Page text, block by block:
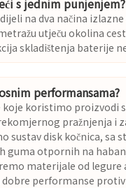
s jednim punjenjem?
na dva načina
utječu okolina
skladištenja baterije
performansama?
koristimo proizvodi
pražnjenja i
sustav disk kočnica,
otpornih na
materijale od
performanse